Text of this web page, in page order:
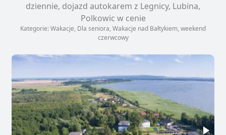
dziennie, dojazd autokarem z Legnicy, Lubina,
Polkowic w cenie
Kategorie: Wakacje, Dla seniora, Wakacje nad Bałtykiem, weekend
czerwcowy